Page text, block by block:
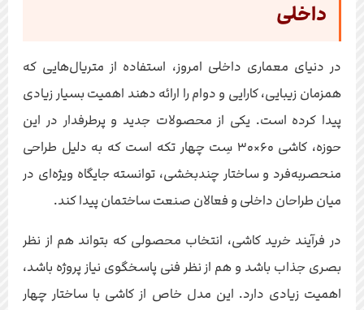
داخلی
در دنیای معماری داخلی امروز، استفاده از متریال‌هایی که
همزمان زیبایی، کارایی و دوام را ارائه دهند اهمیت بسیار زیادی
پیدا کرده است. یکی از محصولات جدید و پرطرفدار در این
حوزه، کاشی ۶۰×۳۰ سِت چهار تکه است که به دلیل طراحی
منحصربه‌فرد و ساختار چندبخشی، توانسته جایگاه ویژه‌ای در
میان طراحان داخلی و فعالان صنعت ساختمان پیدا کند.
در فرآیند خرید کاشی، انتخاب محصولی که بتواند هم از نظر
بصری جذاب باشد و هم از نظر فنی پاسخگوی نیاز پروژه باشد،
اهمیت زیادی دارد. این مدل خاص از کاشی با ساختار چهار